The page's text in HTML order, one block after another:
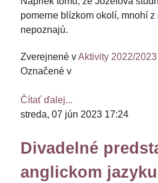
pomerne blízkom okolí, mnohí z
nepoznajú.
Zverejnené vAktivity 2022/2023
Označené v
Čítať ďalej...
streda, 07 jún 2023 17:24
Divadelné
anglickom jazyku